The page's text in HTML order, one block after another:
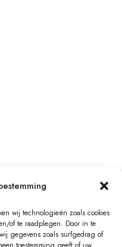
wij technologieën zoals cookies
of te raadplegen. Door in te
gegevens zoals surfgedrag of
op!